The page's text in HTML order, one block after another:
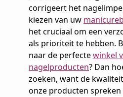
corrigeert het
kiezen van uw
het cruciaal om een
als prioriteit te hebben.
naar de perfectewinkel
nagelproducten? Dan
zoeken, want de
onze producten spreken